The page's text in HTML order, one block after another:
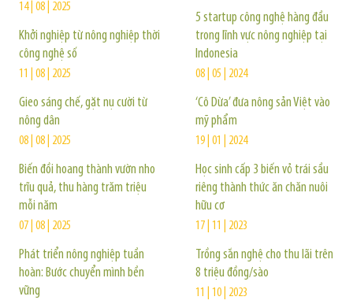
14 | 08 | 2025
Khởi nghiệp từ nông nghiệp thời
công nghệ số
11 | 08 | 2025
Gieo sáng chế, gặt nụ cười từ
nông dân
08 | 08 | 2025
Biến đồi hoang thành vườn nho
trĩu quả, thu hàng trăm triệu
mỗi năm
07 | 08 | 2025
Phát triển nông nghiệp tuần
hoàn: Bước chuyển mình bền
vững
5 startup công nghệ hàng đầu
trong lĩnh vực nông nghiệp tại
Indonesia
08 | 05 | 2024
‘Cô Dừa’ đưa nông sản Việt vào
mỹ phẩm
19 | 01 | 2024
Học sinh cấp 3 biến vỏ trái sầu
riêng thành thức ăn chăn nuôi
hữu cơ
17 | 11 | 2023
Trồng sắn nghệ cho thu lãi trên
8 triệu đồng/sào
11 | 10 | 2023